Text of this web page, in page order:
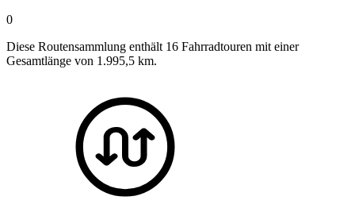
0
Diese Routensammlung enthält 16 Fahrradtouren mit einer
Gesamtlänge von 1.995,5 km.